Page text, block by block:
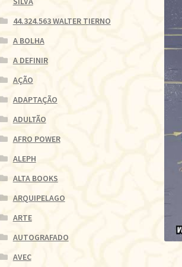
44.324.563 WALTER TIERNO
A BOLHA
A DEFINIR
AÇÃO
ADAPTAÇÃO
ADULTÃO
AFRO POWER
ALEPH
ALTA BOOKS
ARQUIPELAGO
ARTE
AUTOGRAFADO
AVEC